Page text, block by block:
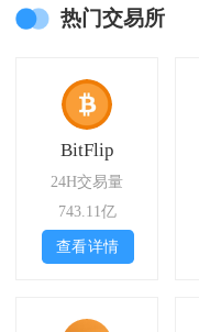
热门交易所
BitFlip
24H交易量
743.11亿
查看详情